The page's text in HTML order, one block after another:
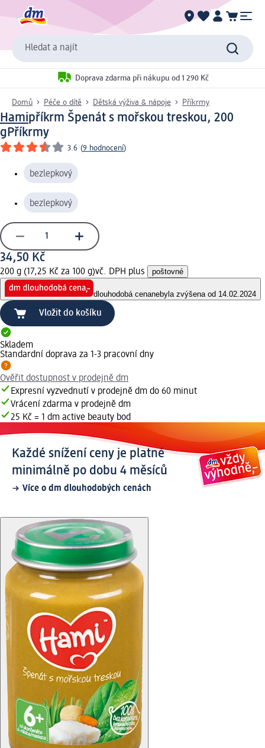
Hledat a najít
Doprava zdarma při nákupu od 1 290 Kč
Domů Péče o dítě Dětská výživa & nápoje Příkrmy
Hamipříkrm Špenát s mořskou treskou, 200
gPříkrmy
3.6 (9 hodnocení)
bezlepkový
bezlepkový
34,50 Kč
200 g (17,25 Kč za 100 g)vč. DPH plus poštovné
dlouhodobá cenanebyla zvýšena od 14.02.2024
Vložit do košíku
Skladem
Standardní doprava za 1-3 pracovní dny
Ověřit dostupnost v prodejně dm
Expresní vyzvednutí v prodejně dm do 60 minut
Vrácení zdarma v prodejně dm
25 Kč = 1 dm active beauty bod
Každé snížení ceny je platné
minimálně po dobu 4 měsíců
Více o dm dlouhodobých cenách